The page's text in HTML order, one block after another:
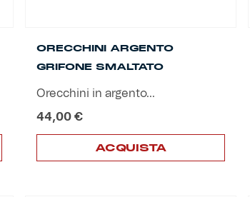
ORECCHINI ARGENTO
GRIFONE SMALTATO
Orecchini in argento...
44,00 €
ACQUISTA